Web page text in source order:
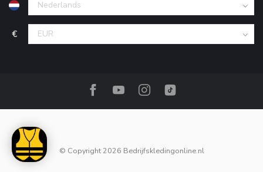
€
© Copyright 2026 Bedrijfskledingonline.nl